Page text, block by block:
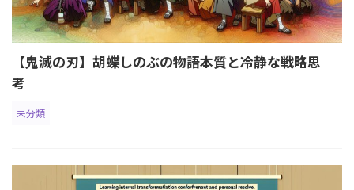
【鬼滅の刃】胡蝶しのぶの物語本質と冷静な戦略思
考
未分類